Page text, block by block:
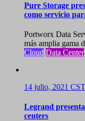
Pure Storage
como servicio
Portworx Data
más amplia gama
Cloud Data Center
14 julio, 2021
Legrand
centers